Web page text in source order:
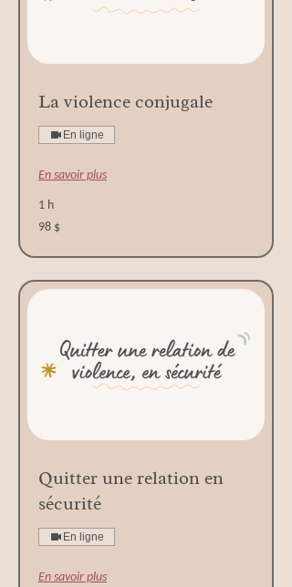
La violence conjugale
En ligne
En savoir plus
1 h
98 dollars
canadiens
98 $
Quitter une relation en
sécurité
En ligne
En savoir plus